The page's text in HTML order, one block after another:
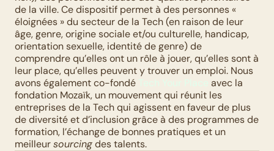
de la ville. Ce dispositif permet à des personnes «
éloignées » du secteur de la Tech (en raison de leur
âge, genre, origine sociale et/ou culturelle, handicap,
orientation sexuelle, identité de genre) de
comprendre qu’elles ont un rôle à jouer, qu’elles sont à
leur place, qu’elles peuvent y trouver un emploi. Nous
avons également co-fondé
avec la
fondation Mozaïk, un mouvement qui réunit les
entreprises de la Tech qui agissent en faveur de plus
de diversité et d’inclusion grâce à des programmes de
formation, l’échange de bonnes pratiques et un
meilleur sourcing des talents.